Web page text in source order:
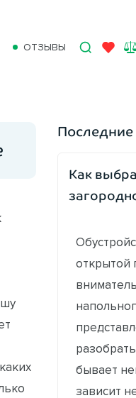
ОТЗЫВЫ
Последние
Как
открытой
бывает
зависит